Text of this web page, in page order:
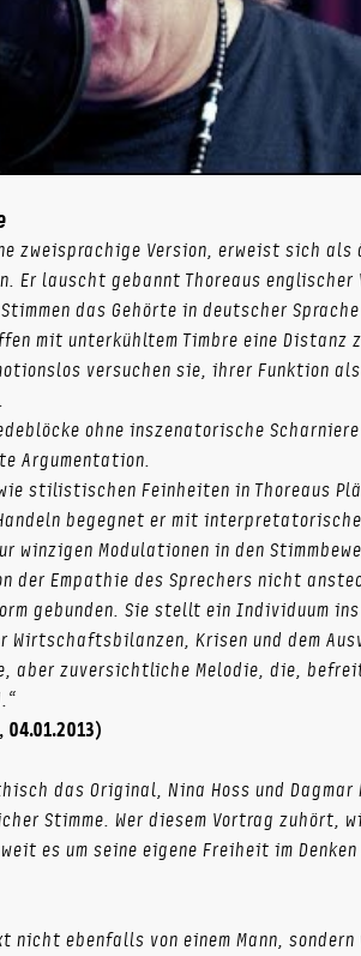
zweisprachige Version, erweist sich
Er lauscht gebannt Thoreaus englischer
das Gehörte in deutscher
mit unterkühltem Timbre eine Distanz
versuchen sie, ihrer Funktion
ohne inszenatorische
Argumentation.
stilistischen Feinheiten in Thoreaus
begegnet er mit
winzigen Modulationen in den
der Empathie des Sprechers nicht
gebunden. Sie stellt ein Individuum
Krisen und dem
aber zuversichtliche Melodie, die,
das Original, Nina Hoss und Dagmar
Stimme. Wer diesem Vortrag zuhört,
es um seine eigene Freiheit im
nicht ebenfalls von einem Mann,